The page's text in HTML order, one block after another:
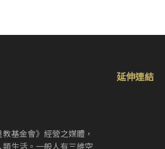
基金會》經營之媒體，
生活。一般人有三維空
延伸連結